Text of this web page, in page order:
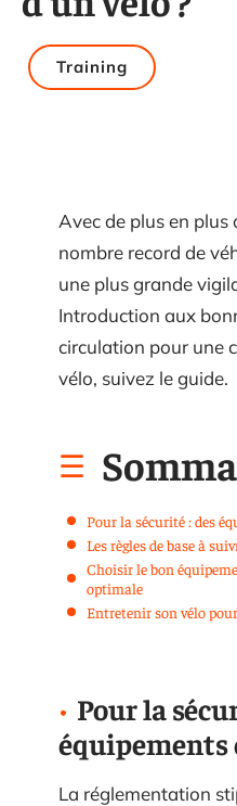
Training
Avec de plus en plus
nombre record de
une plus grande
Introduction aux
circulation pour une
vélo, suivez le guide.
Pour la sécurité : des
Les règles de base à
Choisir le bon
optimale
Entretenir son vélo
Pour la
La réglementation